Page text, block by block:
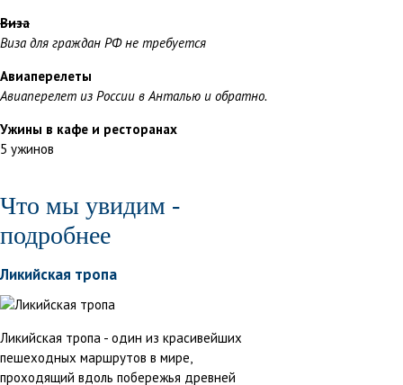
Виза
Виза для граждан РФ не требуется
Авиаперелеты
Авиаперелет из России в Анталью и обратно.
Ужины в кафе и ресторанах
5 ужинов
Что мы увидим -
подробнее
Ликийская тропа
Ликийская тропа - один из красивейших
пешеходных маршрутов в мире,
проходящий вдоль побережья древней